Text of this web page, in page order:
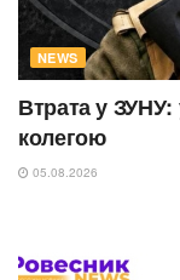
NEWS
Втрата у ЗУНУ:
колегою
05.08.2026